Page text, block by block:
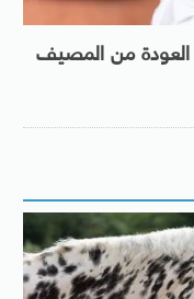
العودة من المصيف